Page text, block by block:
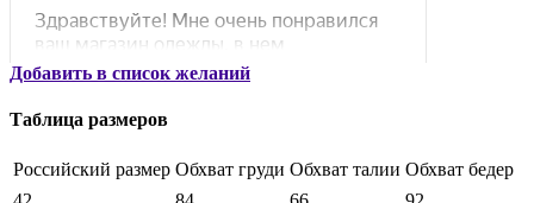
Добавить в список желаний
Таблица размеров
Российский размер Обхват груди Обхват талии Обхват бедер